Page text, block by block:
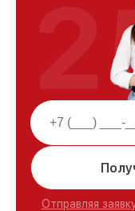
Отправляя